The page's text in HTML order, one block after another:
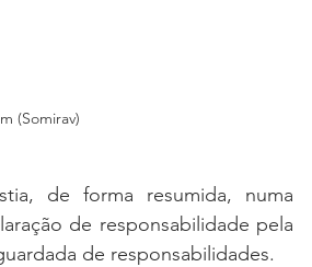
(Somirav)
de forma resumida, numa
de responsabilidade pela
de responsabilidades.